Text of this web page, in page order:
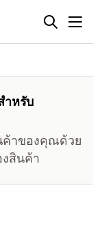
ำหรับ
ค้าของคุณด้วย
สินค้า